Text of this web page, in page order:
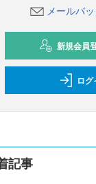
メールバ
新規会員
ロ
記事